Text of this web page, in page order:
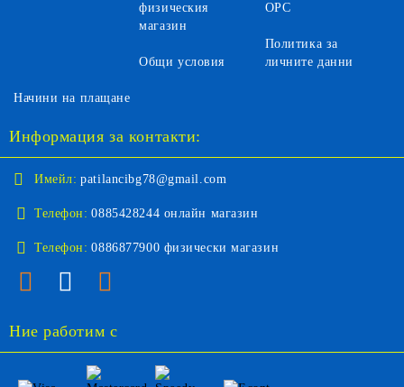
физическия
магазин
Общи условия
ОРС
Политика за
личните данни
Начини на плащане
Информация за контакти:
Имейл: patilancibg78@gmail.com
Телефон: 0885428244 онлайн магазин
Телефон: 0886877900 физически магазин
Ние работим с